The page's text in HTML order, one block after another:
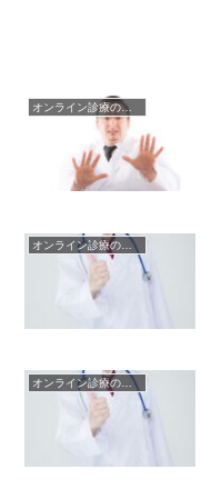
オンライン診療のメリット・デメリット
オンライン診療のメリット・デメリット
オンライン診療のメリット・デメリット